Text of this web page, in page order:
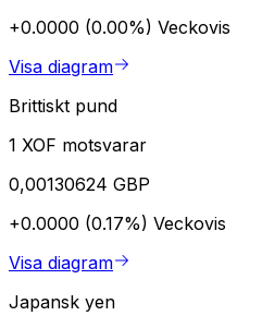
+0.0000 (0.00%) Veckovis
Visa diagram
Brittiskt pund
1 XOF motsvarar
0,00130624 GBP
+0.0000 (0.17%) Veckovis
Visa diagram
Japansk yen